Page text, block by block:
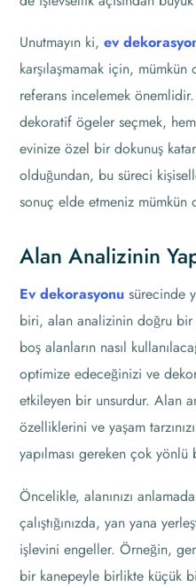
Unutmayın ki,ev
karşılaşmamak için,
referans incelemek
dekoratif ögeler seçmek,
evinize özel bir dokunuş
olduğundan, bu süreci
sonuç elde etmeniz mümkün
Alan Analizinin
Ev dekorasyonu sürecinde
biri, alan analizinin doğru bir
boş alanların nasıl
optimize edeceğinizi ve
etkileyen bir unsurdur. Alan
özelliklerini ve yaşam
yapılması gereken çok
Öncelikle, alanınızı
çalıştığınızda, yan yana
işlevini engeller. Örneğin,
bir kanepeyle birlikte küçük